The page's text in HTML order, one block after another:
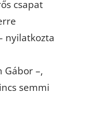
csapat
nyilatkozta
Gábor –,
semmi